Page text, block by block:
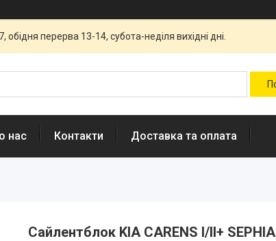
обідня перерва 13-14, субота-неділя вихідні дні.
нас Контакти Доставка та оплата
Сайлентблок KIA CARENS I/II+ SEPHIA